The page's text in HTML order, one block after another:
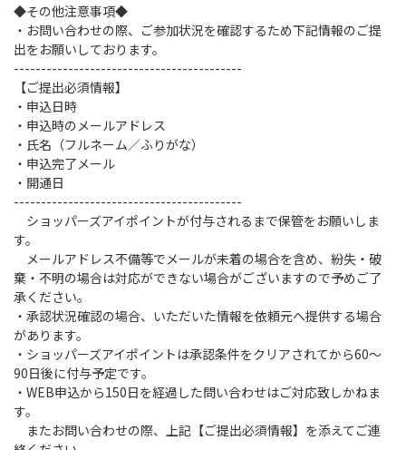
◆その他注意事項◆
・お問い合わせの際、ご参加状況を確認するため下記情報のご提
出をお願いしております。
------------------------------------------
【ご提出必須情報】
・申込日時
・申込時のメールアドレス
・氏名（フルネーム／ふりがな）
・申込完了メール
・開通日
------------------------------------------
ショッパーズアイポイントが付与されるまで保管をお願いしま
す。
メールアドレス不備等でメールが未着の場合を含め、紛失・破
棄・不明の場合は対応ができない場合がございますので予めご了
承ください。
・承認状況確認の場合、いただいた情報を依頼元へ提供する場合
があります。
・ショッパーズアイポイントは承認条件をクリアされてから60～
90日後に付与予定です。
・WEB申込から150日を経過した問い合わせはご対応致しかねま
す。
またお問い合わせの際、上記【ご提出必須情報】を添えてご連